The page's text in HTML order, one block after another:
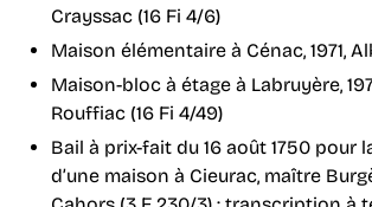
Crayssac (16 Fi 4/6)
Maison élémentaire à Cénac, 1971,
Maison-bloc à étage à Labruyère,
Rouffiac (16 Fi 4/49)
Bail à prix-fait du 16 août 1750 pour
d’une maison à Cieurac, maître